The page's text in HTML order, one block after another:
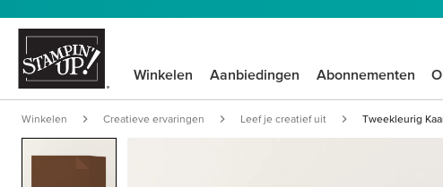
Winkelen Aanbiedingen Abonnementen
Winkelen Creatieve ervaringen Leef je creatief uit Tweekleurig